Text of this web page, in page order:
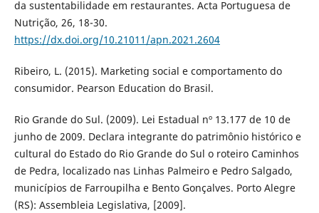
da sustentabilidade em restaurantes. Acta Portuguesa de
Nutrição, 26, 18-30.
https://dx.doi.org/10.21011/apn.2021.2604
Ribeiro, L. (2015). Marketing social e comportamento do
consumidor. Pearson Education do Brasil.
Rio Grande do Sul. (2009). Lei Estadual nº 13.177 de 10 de
junho de 2009. Declara integrante do patrimônio histórico e
cultural do Estado do Rio Grande do Sul o roteiro Caminhos
de Pedra, localizado nas Linhas Palmeiro e Pedro Salgado,
municípios de Farroupilha e Bento Gonçalves. Porto Alegre
(RS): Assembleia Legislativa, [2009].